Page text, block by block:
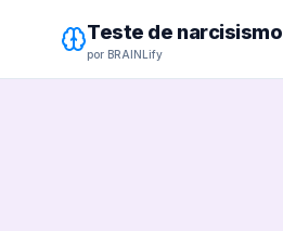
Teste de narcisismo
por BRAINLify